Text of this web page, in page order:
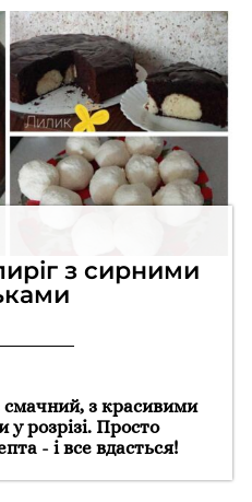
з сирними
смачний, з красивими
розрізі. Просто
- і все вдасться!